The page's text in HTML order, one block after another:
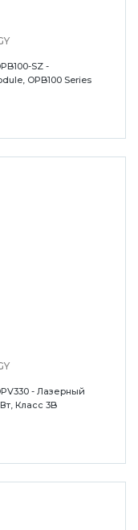
SZ -
OPB100 Series
- Лазерный
Класс 3B